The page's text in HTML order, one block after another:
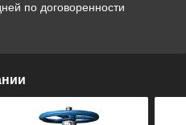
по договоренности